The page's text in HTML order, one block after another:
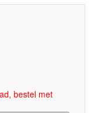
bestel met